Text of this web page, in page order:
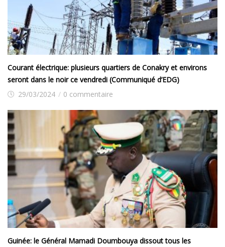
Courant électrique: plusieurs quartiers de Conakry et environs
seront dans le noir ce vendredi (Communiqué d’EDG)
29/03/2024 / 0 commentaire
Guinée: le Général Mamadi Doumbouya dissout tous les